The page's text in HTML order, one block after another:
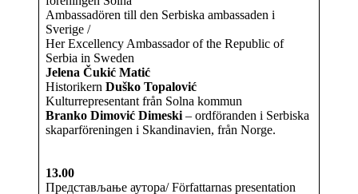
Ambassadören till den Serbiska ambassaden i
Sverige /
Her Excellency Ambassador of the Republic of
Serbia in Sweden
Jelena Čukić Matić
Historikern Duško Topalović
Kulturrepresentant från Solna kommun
Branko Dimović Dimeski – ordföranden i Serbiska
skaparföreningen i Skandinavien, från Norge.
13.00
Представљање аутора/ Författarnas presentation